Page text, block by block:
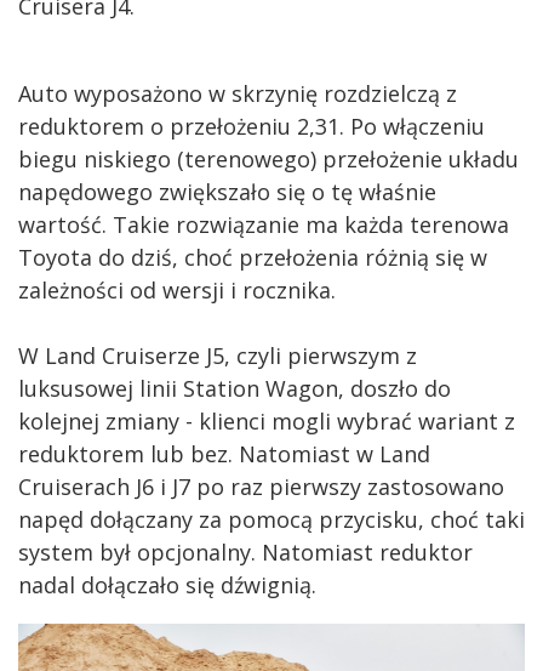
Cruisera J4.
Auto wyposażono w skrzynię rozdzielczą z
reduktorem o przełożeniu 2,31. Po włączeniu
biegu niskiego (terenowego) przełożenie układu
napędowego zwiększało się o tę właśnie
wartość. Takie rozwiązanie ma każda terenowa
Toyota do dziś, choć przełożenia różnią się w
zależności od wersji i rocznika.
W Land Cruiserze J5, czyli pierwszym z
luksusowej linii Station Wagon, doszło do
kolejnej zmiany - klienci mogli wybrać wariant z
reduktorem lub bez. Natomiast w Land
Cruiserach J6 i J7 po raz pierwszy zastosowano
napęd dołączany za pomocą przycisku, choć taki
system był opcjonalny. Natomiast reduktor
nadal dołączało się dźwignią.